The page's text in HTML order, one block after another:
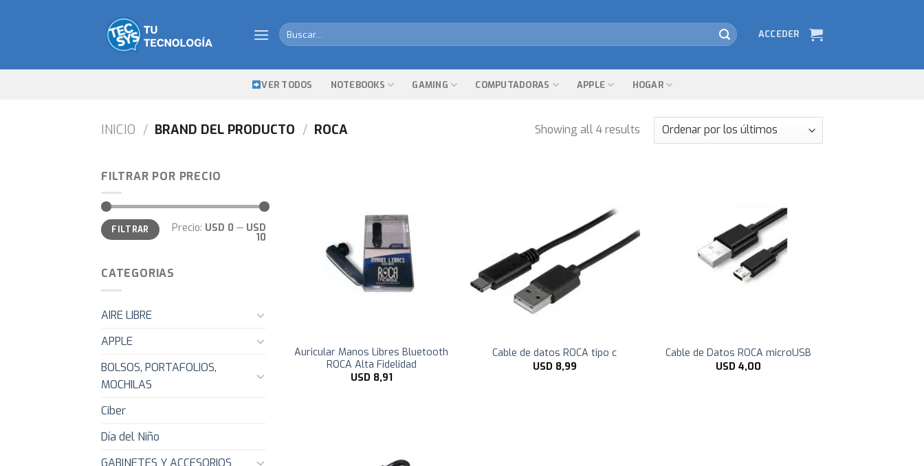
Buscar
por:
ACCEDER
VER TODOS NOTEBOOKS GAMING COMPUTADORAS APPLE HOGAR
INICIO / BRAND DEL PRODUCTO / ROCA Showing all 4 results
FILTRAR POR PRECIO
Precio
mínimo
Precio
máximo
FILTRAR Precio: USD 0 — USD
10
CATEGORIAS
AIRE LIBRE
APPLE
BOLSOS, PORTAFOLIOS,
MOCHILAS
Ciber
Día del Niño
GABINETES Y ACCESORIOS
Auricular Manos Libres Bluetooth
ROCA Alta Fidelidad
USD 8,91
Cable de datos ROCA tipo c
USD 8,99
Cable de Datos ROCA microUSB
USD 4,00